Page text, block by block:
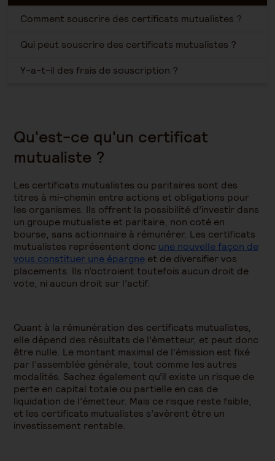
Comment souscrire des certificats mutualistes ?
Qui peut souscrire des certificats mutualistes ?
Y-a-t-il des frais de souscription ?
Qu'est-ce qu'un certificat
mutualiste ?
Les certificats mutualistes ou paritaires sont des
titres à mi-chemin entre actions et obligations pour
les organismes. Ils offrent la possibilité d’investir dans
un groupe mutualiste et paritaire, non coté en
bourse, sans actionnaire à rémunérer. Les certificats
mutualistes représentent donc une nouvelle façon de
vous constituer une épargne et de diversifier vos
placements. Ils n’octroient toutefois aucun droit de
vote, ni aucun droit sur l’actif.
Quant à la rémunération des certificats mutualistes,
elle dépend des résultats de l’émetteur, et peut donc
être nulle. Le montant maximal de l’émission est fixé
par l’assemblée générale, tout comme les autres
modalités. Sachez également qu’il existe un risque de
perte en capital totale ou partielle en cas de
liquidation de l’émetteur. Mais ce risque reste faible,
et les certificats mutualistes s’avèrent être un
investissement rentable.